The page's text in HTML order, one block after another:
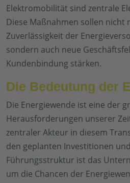
Elektromobilität sind zentrale
Diese Maßnahmen sollen nicht
Zuverlässigkeit der
sondern auch neue
Kundenbindung stärken.
Die Bedeutung der
Die Energiewende ist eine der
Herausforderungen unserer
zentraler Akteur in diesem
den geplanten Investitionen
Führungsstruktur ist das
um die Chancen der